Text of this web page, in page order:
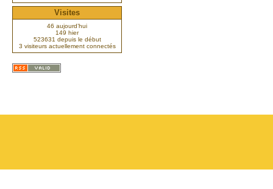
Visites
46 aujourd’hui
149 hier
523631 depuis le début
3 visiteurs actuellement connectés